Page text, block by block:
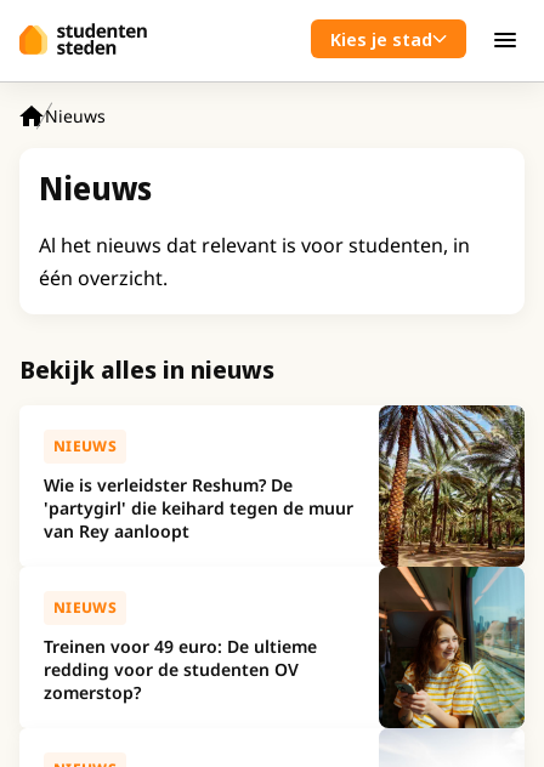
Kies je stad
Nieuws
Nieuws
Al het nieuws dat relevant is voor studenten, in
één overzicht.
Bekijk alles in nieuws
NIEUWS
Wie is verleidster Reshum? De
'partygirl' die keihard tegen de muur
van Rey aanloopt
NIEUWS
Treinen voor 49 euro: De ultieme
redding voor de studenten OV
zomerstop?